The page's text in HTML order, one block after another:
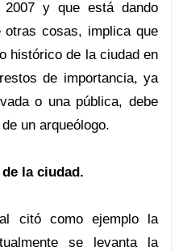
y que está dando
otras cosas, implica que
histórico de la ciudad en
de importancia, ya
o una pública, debe
un arqueólogo.
la ciudad.
citó como ejemplo la
se levanta la